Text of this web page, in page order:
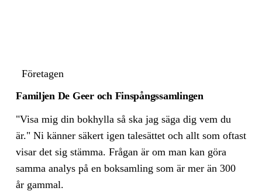
Företagen
Familjen De Geer och Finspångssamlingen
"Visa mig din bokhylla så ska jag säga dig vem du
är." Ni känner säkert igen talesättet och allt som oftast
visar det sig stämma. Frågan är om man kan göra
samma analys på en boksamling som är mer än 300
år gammal.